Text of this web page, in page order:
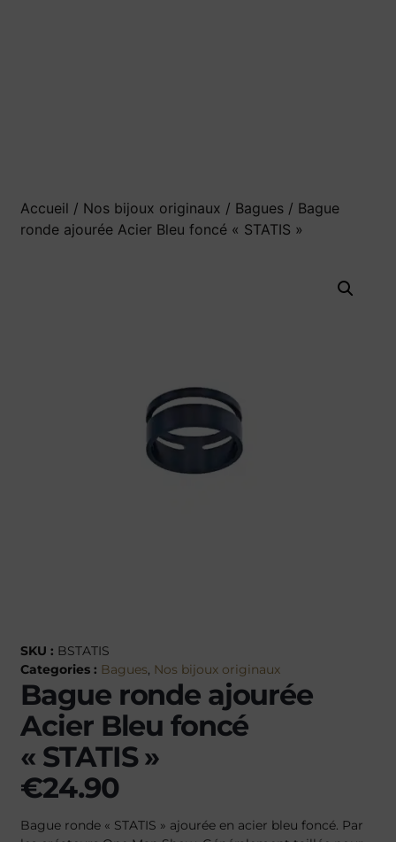
Accueil / Nos bijoux originaux / Bagues / Bague
ronde ajourée Acier Bleu foncé « STATIS »
SKU : BSTATIS
Categories : Bagues, Nos bijoux originaux
Bague ronde ajourée
Acier Bleu foncé
« STATIS »
€24.90
Bague ronde « STATIS » ajourée en acier bleu foncé. Par